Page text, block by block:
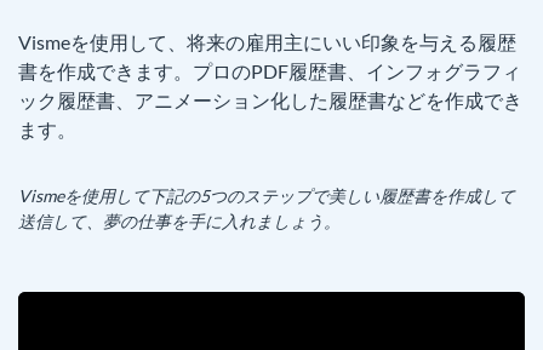
Vismeを使用して、将来の雇用主にいい印象を与える履歴
書を作成できます。プロのPDF履歴書、インフォグラフィ
ック履歴書、アニメーション化した履歴書などを作成でき
ます。
Vismeを使用して下記の5つのステップで美しい履歴書を作成して
送信して、夢の仕事を手に入れましょう。